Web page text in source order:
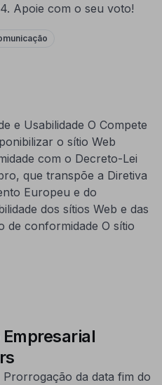
Apoie com o seu voto!
e Usabilidade O Compete
o sítio Web
com o Decreto-Lei
que transpõe a Diretiva
Europeu e do
dos sítios Web e das
de conformidade O sítio
da data fim do